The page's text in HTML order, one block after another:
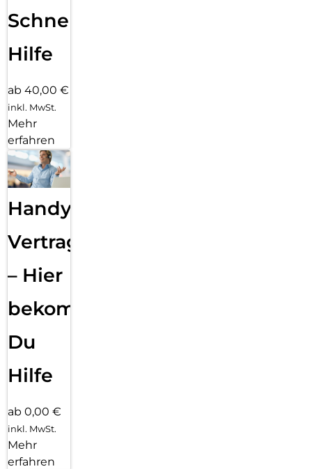
Schnelle
Hilfe
ab 40,00 €
inkl. MwSt.
Mehr
erfahren
Handy
Vertragsabwicklung
– Hier
bekommst
Du
Hilfe
ab 0,00 €
inkl. MwSt.
Mehr
erfahren